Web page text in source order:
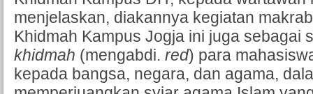
menjelaskan, diakannya kegiatan
Khidmah Kampus Jogja ini juga sebagai
khidmah (mengabdi. red) para
kepada bangsa, negara, dan agama,